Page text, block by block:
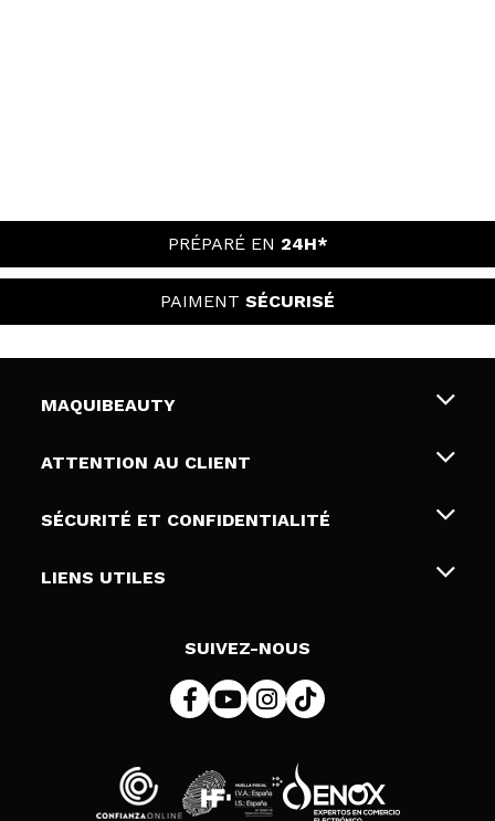
PRÉPARÉ EN 24H*
PAIMENT SÉCURISÉ
MAQUIBEAUTY
Qui sommes nous
Cartes-cadeaux
ATTENTION AU CLIENT
Livraison & retour
Modes de paiement
SÉCURITÉ ET CONFIDENTIALITÉ
Conditions et confidentialité
LIENS UTILES
SUIVEZ-NOUS